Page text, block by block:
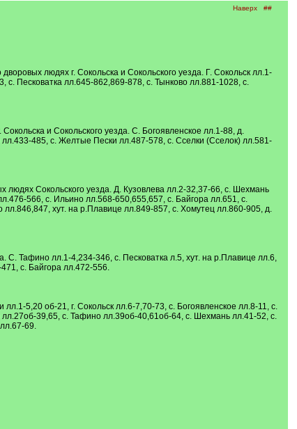
Наверх ##
людях г. Сокольска и Сокольского уезда. Г. Сокольск лл.1-
Песковатка лл.645-862,869-878, с. Тынково лл.881-1028, с.
и Сокольского уезда. С. Богоявленское лл.1-88, д.
485, с. Желтые Пески лл.487-578, с. Сселки (Сселок) лл.581-
людях Сокольского уезда. Д. Кузовлева лл.2-32,37-66, с. Шехмань
566, с. Ильино лл.568-650,655,657, с. Байгора лл.651, с.
хут. на р.Плавице лл.849-857, с. Хомутец лл.860-905, д.
С. Тафино лл.1-4,234-346, с. Песковатка л.5, хут. на р.Плавице лл.6,
с. Байгора лл.472-556.
5,20 об-21, г. Сокольск лл.6-7,70-73, с. Богоявленское лл.8-11, с.
39,65, с. Тафино лл.39об-40,61об-64, с. Шехмань лл.41-52, с.
69.